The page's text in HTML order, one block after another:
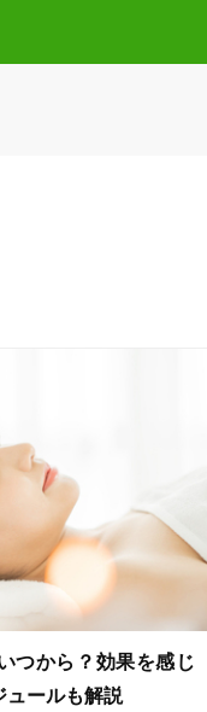
つから？効果を感じ
ュールも解説